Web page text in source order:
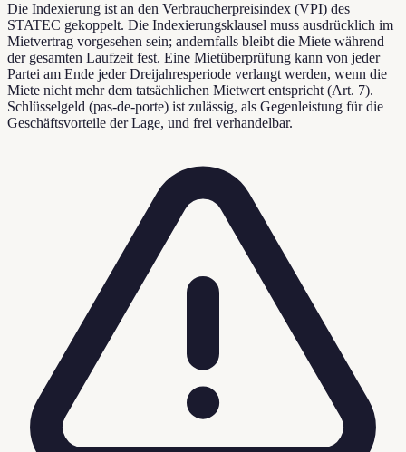
Die Indexierung ist an den Verbraucherpreisindex (VPI) des
STATEC gekoppelt. Die Indexierungsklausel muss ausdrücklich im
Mietvertrag vorgesehen sein; andernfalls bleibt die Miete während
der gesamten Laufzeit fest. Eine Mietüberprüfung kann von jeder
Partei am Ende jeder Dreijahresperiode verlangt werden, wenn die
Miete nicht mehr dem tatsächlichen Mietwert entspricht (Art. 7).
Schlüsselgeld (pas-de-porte) ist zulässig, als Gegenleistung für die
Geschäftsvorteile der Lage, und frei verhandelbar.